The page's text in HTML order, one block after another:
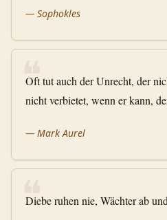
— Sophokles
❝
Oft tut auch der Unrecht, der
nicht verbietet, wenn er kann,
— Mark Aurel
❝
Diebe ruhen nie, Wächter ab